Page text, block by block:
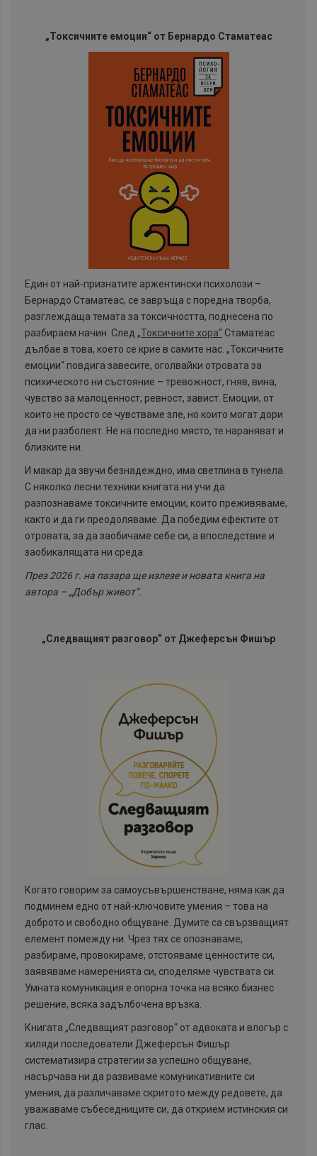
„Токсичните емоции“ от Бернардо Стаматеас
Един от най-признатите аржентински психолози –
Бернардо Стаматеас, се завръща с поредна творба,
разглеждаща темата за токсичността, поднесена по
разбираем начин. След „Токсичните хора“ Стаматеас
дълбае в това, което се крие в самите нас. „Токсичните
емоции“ повдига завесите, оголвайки отровата за
психическото ни състояние – тревожност, гняв, вина,
чувство за малоценност, ревност, завист. Емоции, от
които не просто се чувстваме зле, но които могат дори
да ни разболеят. Не на последно място, те нараняват и
близките ни.
И макар да звучи безнадеждно, има светлина в тунела.
С няколко лесни техники книгата ни учи да
разпознаваме токсичните емоции, които преживяваме,
както и да ги преодоляваме. Да победим ефектите от
отровата, за да заобичаме себе си, а впоследствие и
заобикалящата ни среда.
През 2026 г. на пазара ще излезе и новата книга на
автора – „Добър живот“.
„Следващият разговор“ от Джеферсън Фишър
Когато говорим за самоусъвършенстване, няма как да
подминем едно от най-ключовите умения – това на
доброто и свободно общуване. Думите са свързващият
елемент помежду ни. Чрез тях се опознаваме,
разбираме, провокираме, отстояваме ценностите си,
заявяваме намеренията си, споделяме чувствата си.
Умната комуникация е опорна точка на всяко бизнес
решение, всяка задълбочена връзка.
Книгата „Следващият разговор“ от адвоката и влогър с
хиляди последователи Джеферсън Фишър
систематизира стратегии за успешно общуване,
насърчава ни да развиваме комуникативните си
умения, да различаваме скритото между редовете, да
уважаваме събеседниците си, да открием истинския си
глас.